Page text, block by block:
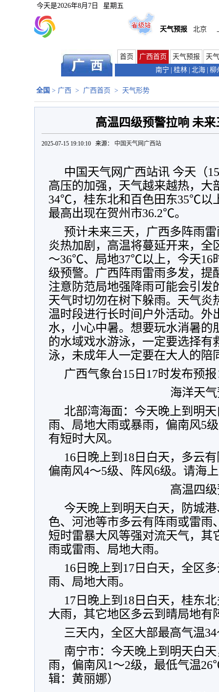
今天是2026年8月7日 星期五
天气预报 北京
首页 广西首页 天气预报
天
南宁
桂林 北海 柳
全国 > 广西 > 广西首页 > 天气形势
高温四级预警拉响 未
2025-07-15 19:10:10 来源： 中国天气网广西站
中国天气网广西站讯 今天（
高压的加强，天气越来越热，大
34℃，桂东北和百色田东35℃以
最高出现在贺州市36.2℃。
预计未来三天，广西多阵雨
炎热加剧，高温将蔓延开来，全
～36℃、局地37℃以上，今天16
级预警。广西阵雨雷雨多发，提
注意防范局地强降雨可能会引发
天气时切勿在树下躲雨。天气炎
温时段进行长时间户外活动。外
水，小心中暑。想要玩水消暑的
的水域戏水游泳，一定要选择有
泳，未成年人一定要在大人的陪
广西气象台15日17时发布预
海洋天
北部湾海面：今天晚上到明
雨、局地大雨或暴雨，偏南风5
有短时大风。
16日晚上到18日白天，多云
偏南风4～5级、阵风6级。请海
高温四
今天晚上到明天白天，防城
色、河池等市多云有阵雨或雷雨
短时雷暴大风等强对流天气，其
雨或雷雨、局地大雨。
16日晚上到17日白天，全区
雨、局地大雨。
17日晚上到18日白天，桂东
大雨，其它地区多云到晴局地有
三天内，全区大部最高气温
南宁市：今天晚上到明天白
雨，偏南风1～2级，最低气温
辑：黄丽娜）